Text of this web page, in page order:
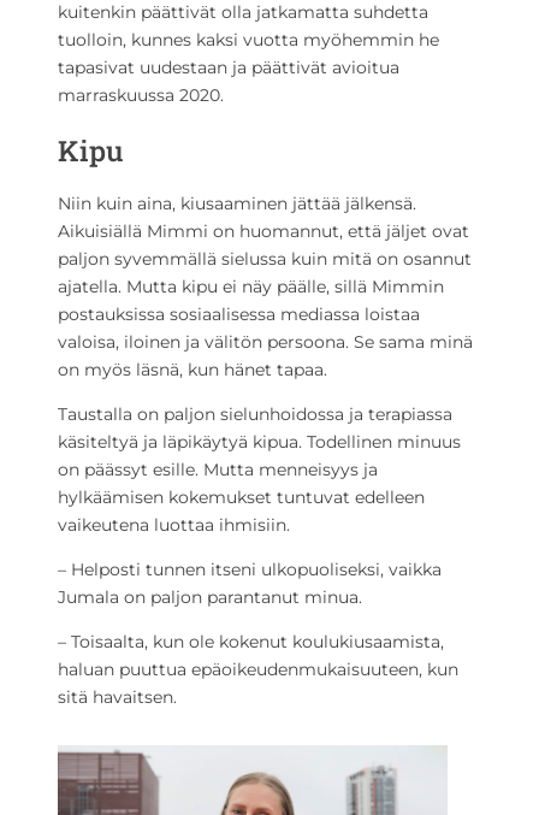
kuitenkin päättivät olla jatkamatta suhdetta
tuolloin, kunnes kaksi vuotta myöhemmin he
tapasivat uudestaan ja päättivät avioitua
marraskuussa 2020.
Kipu
Niin kuin aina, kiusaaminen jättää jälkensä.
Aikuisiällä Mimmi on huomannut, että jäljet ovat
paljon syvemmällä sielussa kuin mitä on osannut
ajatella. Mutta kipu ei näy päälle, sillä Mimmin
postauksissa sosiaalisessa mediassa loistaa
valoisa, iloinen ja välitön persoona. Se sama minä
on myös läsnä, kun hänet tapaa.
Taustalla on paljon sielunhoidossa ja terapiassa
käsiteltyä ja läpikäytyä kipua. Todellinen minuus
on päässyt esille. Mutta menneisyys ja
hylkäämisen kokemukset tuntuvat edelleen
vaikeutena luottaa ihmisiin.
– Helposti tunnen itseni ulkopuoliseksi, vaikka
Jumala on paljon parantanut minua.
– Toisaalta, kun ole kokenut koulukiusaamista,
haluan puuttua epäoikeudenmukaisuuteen, kun
sitä havaitsen.